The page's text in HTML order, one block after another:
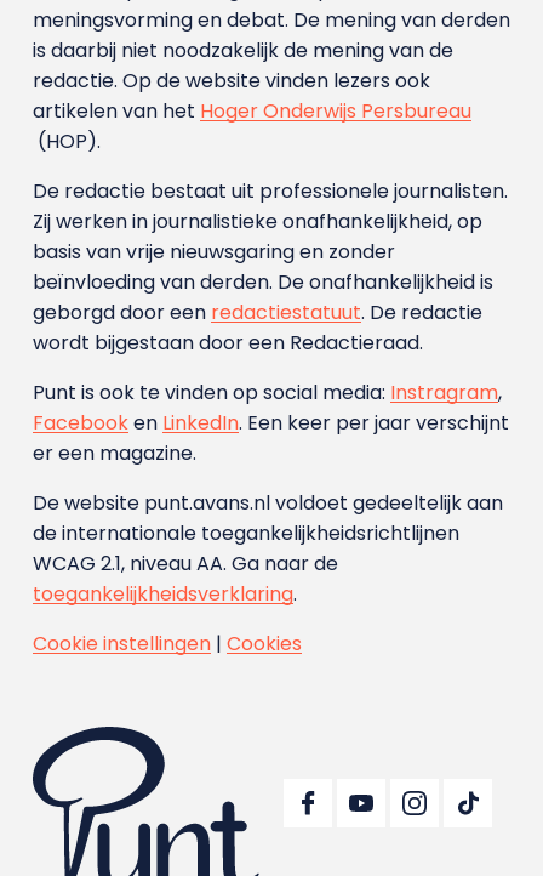
meningsvorming en debat. De mening van derden
is daarbij niet noodzakelijk de mening van de
redactie. Op de website vinden lezers ook
artikelen van het Hoger Onderwijs Persbureau
(HOP).
De redactie bestaat uit professionele journalisten.
Zij werken in journalistieke onafhankelijkheid, op
basis van vrije nieuwsgaring en zonder
beïnvloeding van derden. De onafhankelijkheid is
geborgd door een redactiestatuut. De redactie
wordt bijgestaan door een Redactieraad.
Punt is ook te vinden op social media: Instragram,
Facebooken LinkedIn. Een keer per jaar verschijnt
er een magazine.
De website punt.avans.nl voldoet gedeeltelijk aan
de internationale toegankelijkheidsrichtlijnen
WCAG 2.1, niveau AA. Ga naar de
toegankelijkheidsverklaring.
Cookie instellingen| Cookies